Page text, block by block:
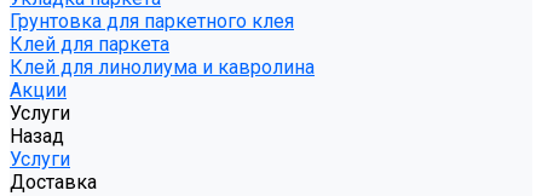
Грунтовка для паркетного клея
Клей для паркета
Клей для линолиума и кавролина
Акции
Услуги
Назад
Услуги
Доставка